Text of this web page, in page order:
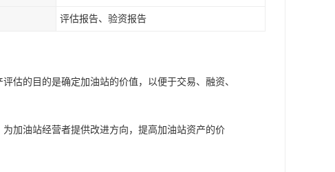
评估报告、验资报告
估的目的是确定加油站的价值，以便于交易、融资、
加油站经营者提供改进方向，提高加油站资产的价